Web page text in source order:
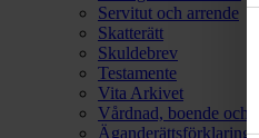
Servitut och arrende
Skatterätt
Skuldebrev
Testamente
Vita Arkivet
Vårdnad, boende och
Äganderättsförklaring